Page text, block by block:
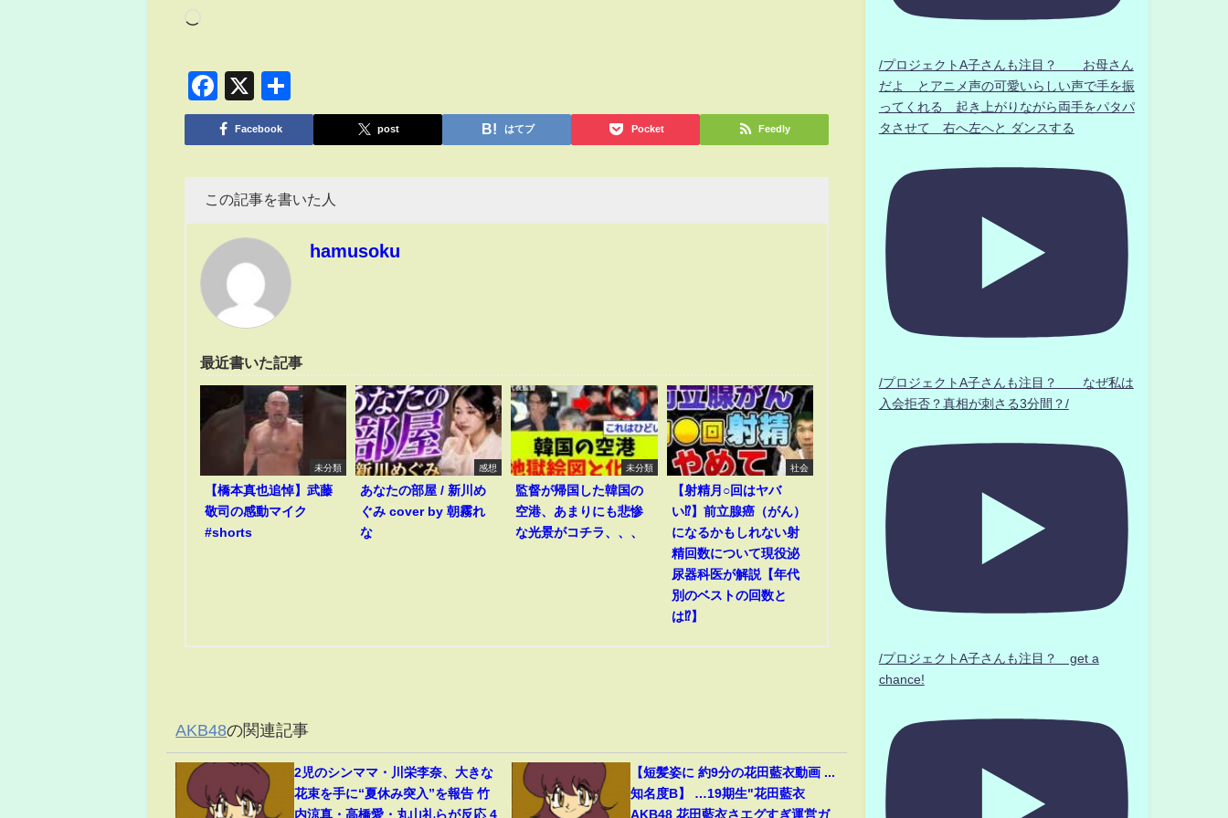
Facebook
X
有
Facebook post はてブ Pocket Feedly
この記事を書いた人
hamusoku
最近書いた記事
未分類
【橋本真也追悼】武藤
敬司の感動マイク
#shorts
感想
あなたの部屋 / 新川め
ぐみ cover by 朝霧れ
な
未分類
監督が帰国した韓国の
空港、あまりにも悲惨
な光景がコチラ、、、
社会
【射精月○回はヤバ
い⁉︎】前立腺癌（がん）
になるかもしれない射
精回数について現役泌
尿器科医が解説【年代
別のベストの回数と
は⁉︎】
AKB48の関連記事
2児のシンママ・川栄李奈、大きな
花束を手に“夏休み突入”を報告 竹
内涼真・高橋愛・丸山礼らが反応 4
【短髪姿に 約9分の花田藍衣動画 ...
知名度B】 …19期生"花田藍衣
AKB48 花田藍衣さエグすぎ運営ガ
/プロジェクトA子さんも注目？ お母さん
だよ とアニメ声の可愛いらしい声で手を振
ってくれる 起き上がりながら両手をパタパ
タさせて 右へ左へと ダンスする
/プロジェクトA子さんも注目？ なぜ私は
入会拒否？真相が刺さる3分間？/
/プロジェクトA子さんも注目？ get a
chance!